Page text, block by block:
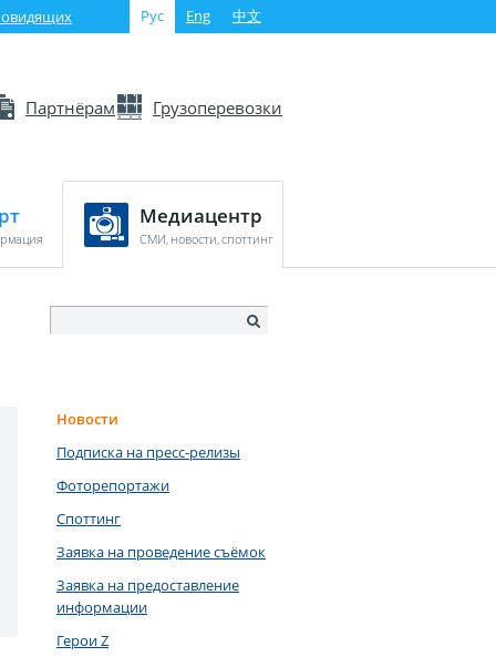
Рус Eng 中文
Партнёрам Грузоперевозки
Медиацентр
СМИ, новости, споттинг
Новости
Подписка на пресс-релизы
Фоторепортажи
Споттинг
Заявка на проведение съёмок
Заявка на предоставление
информации
Герои Z